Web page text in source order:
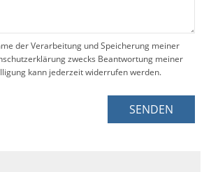
der Verarbeitung und Speicherung meiner
zwecks Beantwortung meiner
kann jederzeit widerrufen werden.
SENDEN